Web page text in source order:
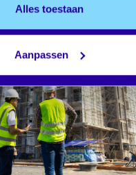
Alles toestaan
Aanpassen